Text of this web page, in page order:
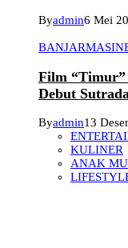
Byadmin6 Mei
BANJARMASIN
Film “Timur”
Debut
Byadmin13
KULINER
ANAK